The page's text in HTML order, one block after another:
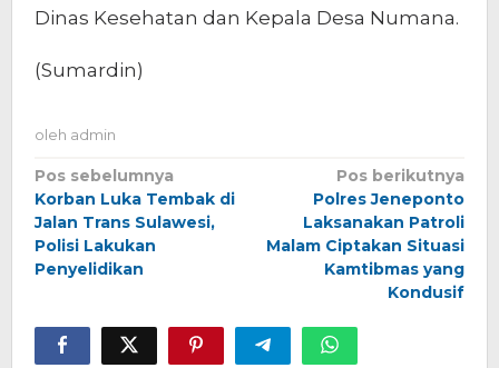
Dinas Kesehatan dan Kepala Desa Numana.
(Sumardin)
oleh admin
Navigasi
pos
Pos sebelumnya
Korban Luka Tembak di
Jalan Trans Sulawesi,
Polisi Lakukan
Penyelidikan
Pos berikutnya
Polres Jeneponto
Laksanakan Patroli
Malam Ciptakan Situasi
Kamtibmas yang
Kondusif